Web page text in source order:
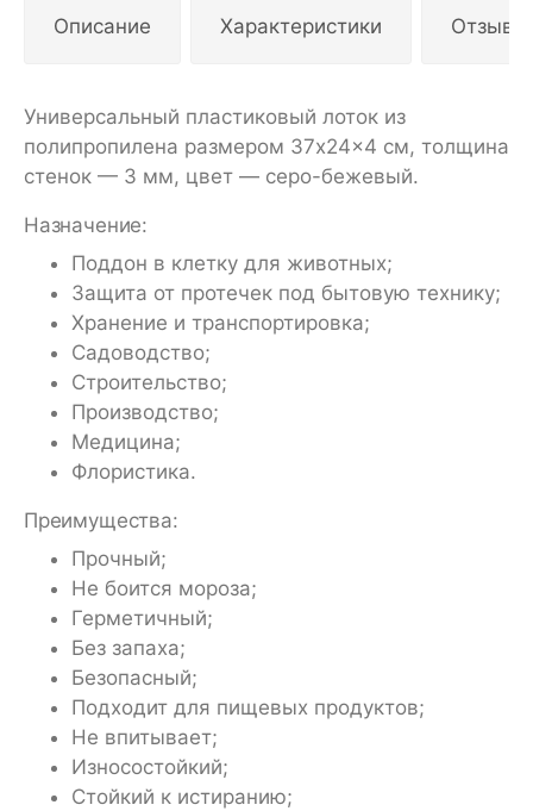
Описание Характеристики
Универсальный пластиковый лоток из
полипропилена размером 37x24x4 см, толщина
стенок — 3 мм, цвет — серо-бежевый.
Назначение:
Поддон в клетку для животных;
Защита от протечек под бытовую технику;
Хранение и транспортировка;
Садоводство;
Строительство;
Производство;
Медицина;
Флористика.
Преимущества:
Прочный;
Не боится мороза;
Герметичный;
Без запаха;
Безопасный;
Подходит для пищевых продуктов;
Не впитывает;
Износостойкий;
Стойкий к истиранию;